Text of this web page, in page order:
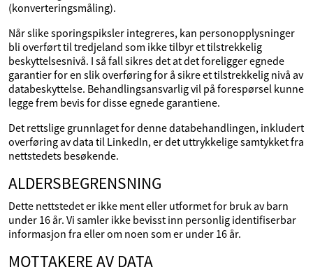
(konverteringsmåling).
Når slike sporingspiksler integreres, kan personopplysninger
bli overført til tredjeland som ikke tilbyr et tilstrekkelig
beskyttelsesnivå. I så fall sikres det at det foreligger egnede
garantier for en slik overføring for å sikre et tilstrekkelig nivå av
databeskyttelse. Behandlingsansvarlig vil på forespørsel kunne
legge frem bevis for disse egnede garantiene.
Det rettslige grunnlaget for denne databehandlingen, inkludert
overføring av data til LinkedIn, er det uttrykkelige samtykket fra
nettstedets besøkende.
ALDERSBEGRENSNING
Dette nettstedet er ikke ment eller utformet for bruk av barn
under 16 år. Vi samler ikke bevisst inn personlig identifiserbar
informasjon fra eller om noen som er under 16 år.
MOTTAKERE AV DATA